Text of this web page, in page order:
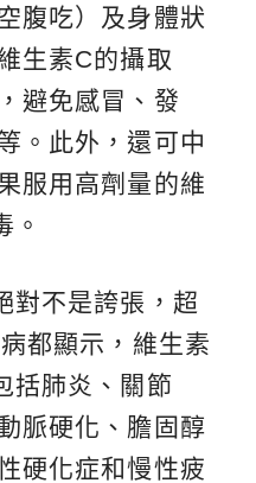
腹吃）及身體狀
生素C的攝取
避免感冒、發
。此外，還可中
服用高劑量的維
。
對不是誇張，超
都顯示，維生素
括肺炎、關節
脈硬化、膽固醇
硬化症和慢性疲